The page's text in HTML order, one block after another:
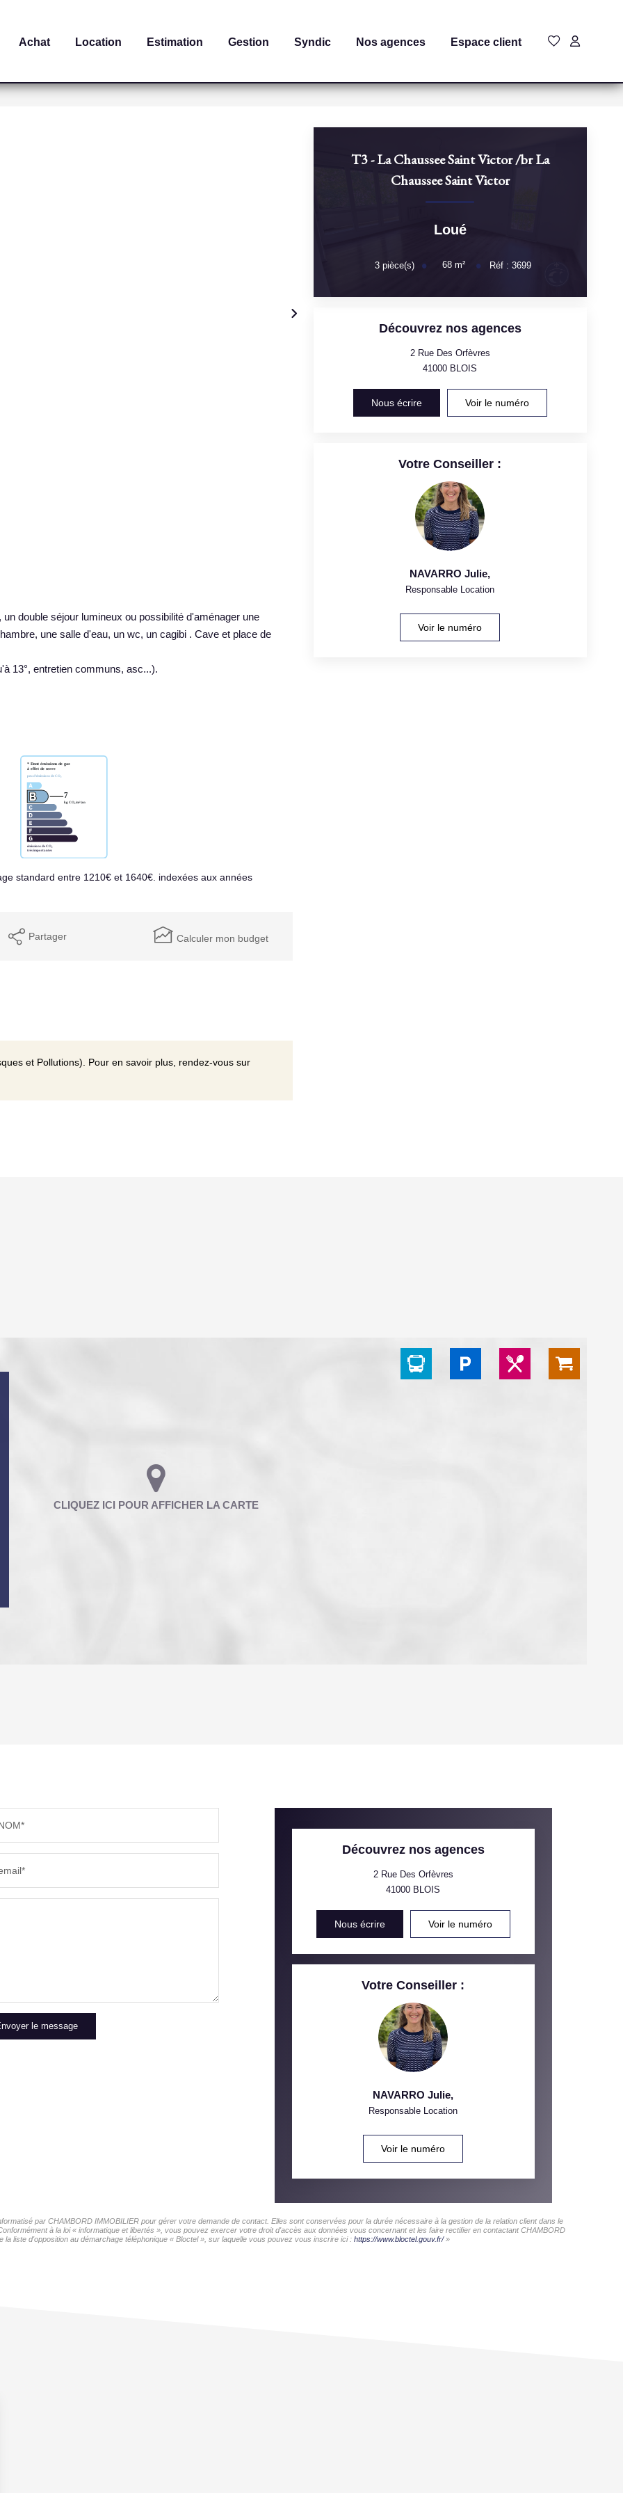
Achat Location Estimation Gestion Syndic Nos agences Espace client
double séjour lumineux ou possibilité d'aménager une
une salle d'eau, un wc, un cagibi . Cave et place de
13°, entretien communs, asc...).
standard entre 1210€ et 1640€. indexées aux années
Partager Calculer mon budget
et Pollutions). Pour en savoir plus, rendez-vous sur
T3 - La Chaussee Saint Victor/brLa
Chaussee Saint Victor
Loué
3 pièce(s) 68 m² Réf : 3699
Découvrez nos agences
2 Rue Des Orfèvres
41000 BLOIS
Nous écrire Voir le numéro
Votre Conseiller :
NAVARRO Julie,
Responsable Location
Voir le numéro
COMMERCES
le message
Découvrez nos agences
2 Rue Des Orfèvres
41000 BLOIS
Nous écrire Voir le numéro
Votre Conseiller :
NAVARRO Julie,
Responsable Location
Voir le numéro
par CHAMBORD IMMOBILIER pour gérer votre demande de contact. Elles sont conservées pour la durée nécessaire à la gestion de la relation client dans le
à la loi « informatique et libertés », vous pouvez exercer votre droit d'accès aux données vous concernant et les faire rectifier en contactant CHAMBORD
liste d'opposition au démarchage téléphonique « Bloctel », sur laquelle vous pouvez vous inscrire ici : https://www.bloctel.gouv.fr/»